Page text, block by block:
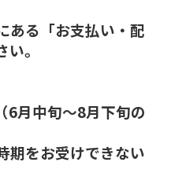
ある「お支払い・配
。
月中旬～8月下旬の
期をお受けできない